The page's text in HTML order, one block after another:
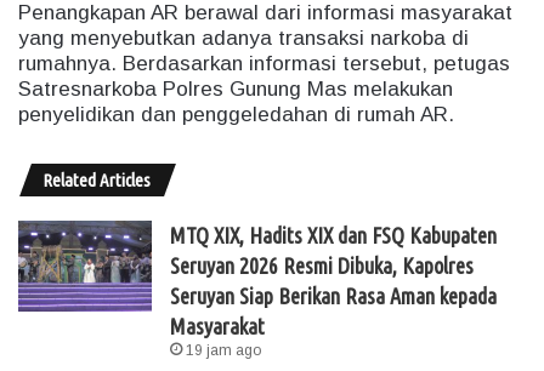
Penangkapan AR berawal dari informasi masyarakat
yang menyebutkan adanya transaksi narkoba di
rumahnya. Berdasarkan informasi tersebut, petugas
Satresnarkoba Polres Gunung Mas melakukan
penyelidikan dan penggeledahan di rumah AR.
Related Articles
MTQ XIX, Hadits XIX dan FSQ Kabupaten
Seruyan 2026 Resmi Dibuka, Kapolres
Seruyan Siap Berikan Rasa Aman kepada
Masyarakat
19 jam ago